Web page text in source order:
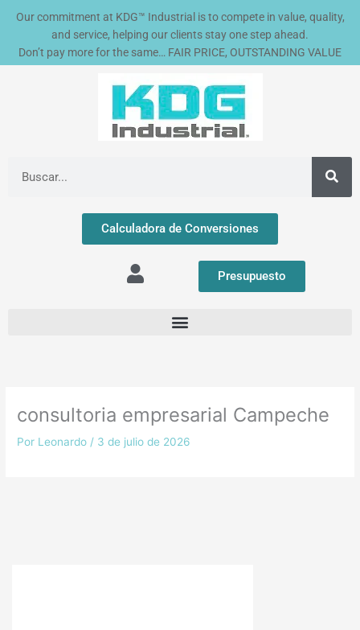
Our commitment at KDG™ Industrial is to compete in value, quality,
and service, helping our clients stay one step ahead.
Don’t pay more for the same… FAIR PRICE, OUTSTANDING VALUE
Calculadora de Conversiones
Presupuesto
consultoria empresarial Campeche
Por Leonardo / 3 de julio de 2026